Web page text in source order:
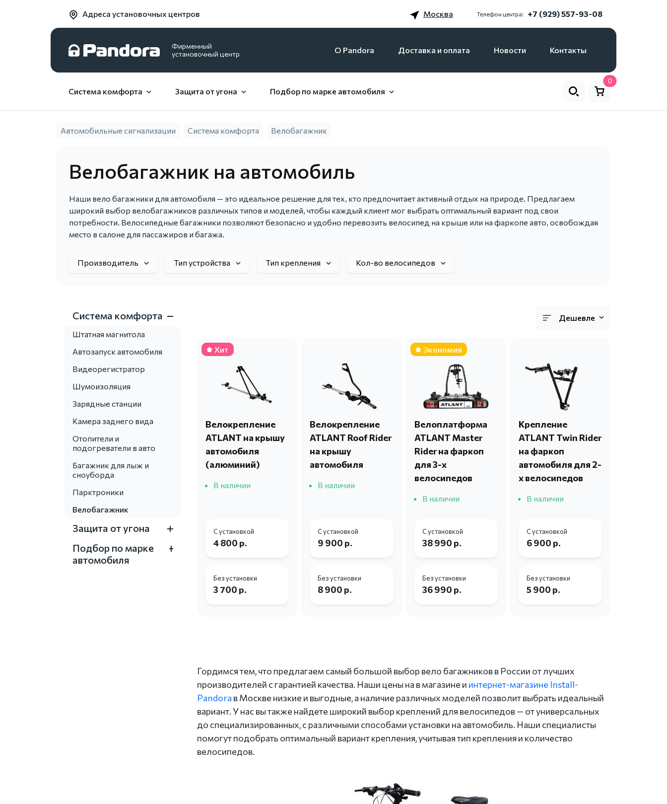
Адреса установочных центров Москва Телефон центра: +7 (929) 557-93-08
Фирменный
установочный центр
O Pandora Доставка и оплата Новости Контакты
Система комфорта Защита от угона Подбор по марке автомобиля
0
Автомобильные сигнализации Система комфорта Велобагажник
Велобагажник на автомобиль
Наши вело багажники для автомобиля — это идеальное решение для тех, кто предпочитает активный отдых на природе. Предлагаем
широкий выбор велобагажников различных типов и моделей, чтобы каждый клиент мог выбрать оптимальный вариант под свои
потребности. Велосипедные багажники позволяют безопасно и удобно перевозить велосипед на крыше или на фаркопе авто, освобождая
место в салоне для пассажиров и багажа.
Производитель Тип устройства Тип крепления Кол-во велосипедов
Система комфорта
Штатная магнитола
Автозапуск автомобиля
Видеорегистратор
Шумоизоляция
Зарядные станции
Камера заднего вида
Отопители и
подогреватели в авто
Багажник для лыж и
сноуборда
Парктроники
Велобагажник
Защита от угона
Подбор по марке
автомобиля
Дешевле
Хит
Велокрепление
ATLANT на крышу
автомобиля
(алюминий)
В наличии
С установкой
4 800 р.
Без установки
3 700 р.
Велокрепление
ATLANT Roof Rider
на крышу
автомобиля
В наличии
С установкой
9 900 р.
Без установки
8 900 р.
Экономия
Велоплатформа
ATLANT Master
Rider на фаркоп
для 3-х
велосипедов
В наличии
С установкой
38 990 р.
Без установки
36 990 р.
Крепление
ATLANT Twin Rider
на фаркоп
автомобиля для 2-
х велосипедов
В наличии
С установкой
6 900 р.
Без установки
5 900 р.
Гордимся тем, что предлагаем самый большой выбор вело багажников в России от лучших
производителей с гарантией качества. Наши цены на в магазине и интернет-магазине Install-
Pandora в Москве низкие и выгодные, а наличие различных моделей позволит выбрать идеальный
вариант. У нас вы также найдете широкий выбор креплений для велосипедов — от универсальных
до специализированных, с различными способами установки на автомобиль. Наши специалисты
помогут подобрать оптимальный вариант крепления, учитывая тип крепления и количество
велосипедов.